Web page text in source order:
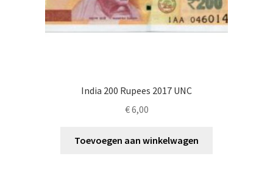
India 200 Rupees 2017 UNC
€6,00
Toevoegen aan winkelwagen